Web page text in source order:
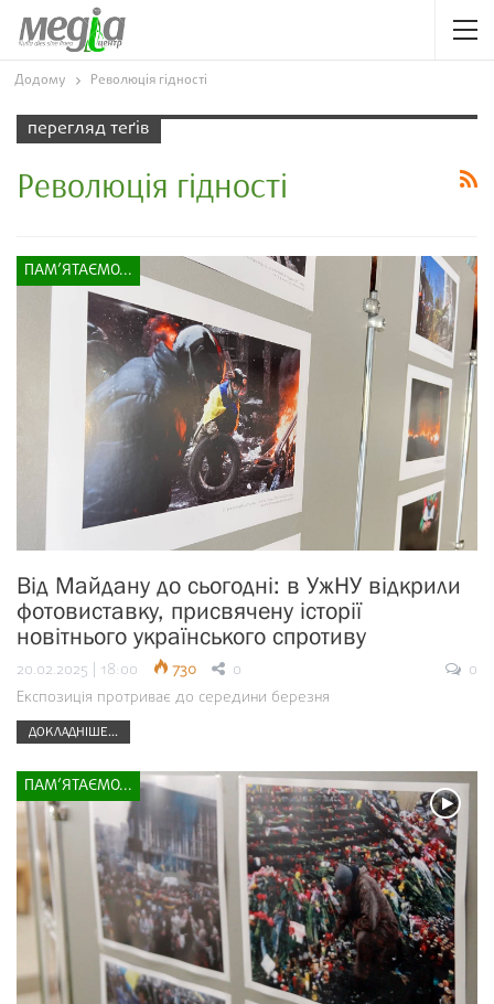
Додому Революція гідності
перегляд теґів
Революція гідності
ПАМ’ЯТАЄМО...
Від Майдану до сьогодні: в УжНУ відкрили
фотовиставку, присвячену історії
новітнього українського спротиву
20.02.2025 | 18:00 730 0
0
Експозиція протриває до середини березня
ДОКЛАДНІШЕ...
ПАМ’ЯТАЄМО...